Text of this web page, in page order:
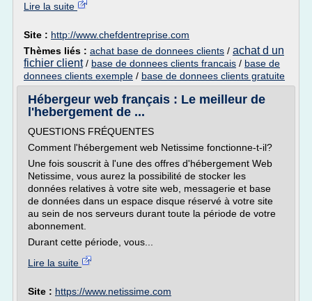
Lire la suite
Site : http://www.chefdentreprise.com
Thèmes liés : achat base de donnees clients / achat d un
fichier client/ base de donnees clients francais / base de
donnees clients exemple / base de donnees clients gratuite
Hébergeur web français : Le meilleur de
l'hebergement de ...
QUESTIONS FRÉQUENTES
Comment l'hébergement web Netissime fonctionne-t-il?
Une fois souscrit à l'une des offres d'hébergement Web
Netissime, vous aurez la possibilité de stocker les
données relatives à votre site web, messagerie et base
de données dans un espace disque réservé à votre site
au sein de nos serveurs durant toute la période de votre
abonnement.
Durant cette période, vous...
Lire la suite
Site : https://www.netissime.com